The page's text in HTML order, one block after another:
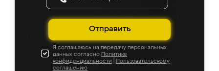
Отправить
Я соглашаюсь на передачу персональных
данных согласно Политике
конфиденциальности
Пользовательскому
соглашению